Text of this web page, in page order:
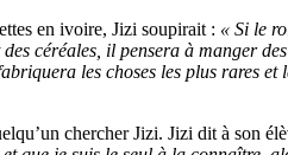
en ivoire, Jizi soupirait : « Si le
céréales, il pensera à manger des
les choses les plus rares et
chercher Jizi. Jizi dit à son